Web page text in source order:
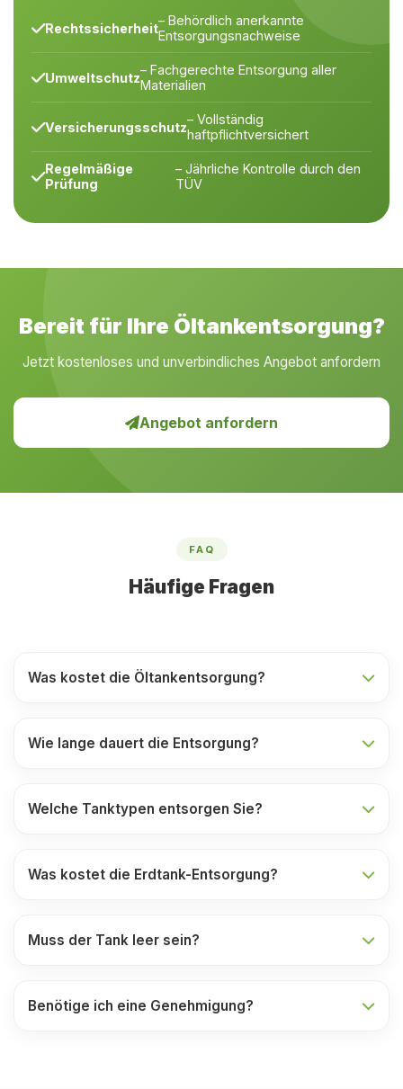
Rechtssicherheit– Behördlich anerkannte
Entsorgungsnachweise
Umweltschutz– Fachgerechte Entsorgung aller
Materialien
Versicherungsschutz– Vollständig
haftpflichtversichert
Regelmäßige
Prüfung
– Jährliche Kontrolle durch den
TÜV
Bereit für Ihre Öltankentsorgung?
Jetzt kostenloses und unverbindliches Angebot anfordern
Angebot anfordern
FAQ
Häufige Fragen
Was kostet die Öltankentsorgung?
Wie lange dauert die Entsorgung?
Welche Tanktypen entsorgen Sie?
Was kostet die Erdtank-Entsorgung?
Muss der Tank leer sein?
Benötige ich eine Genehmigung?